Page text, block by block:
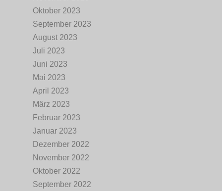
Oktober 2023
September 2023
August 2023
Juli 2023
Juni 2023
Mai 2023
April 2023
März 2023
Februar 2023
Januar 2023
Dezember 2022
November 2022
Oktober 2022
September 2022